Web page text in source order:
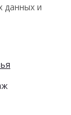
данных и